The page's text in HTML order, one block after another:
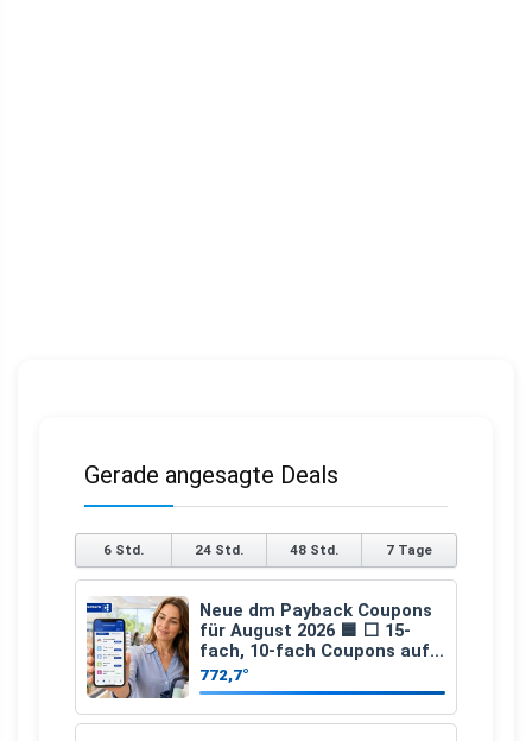
Gerade angesagte Deals
6 Std. 24 Std. 48 Std. 7 Tage
Neue dm Payback Coupons
für August 2026 🟦 ⬜ 15-
fach, 10-fach Coupons auf
den gesamten Einkauf ab 2
€
772,7°